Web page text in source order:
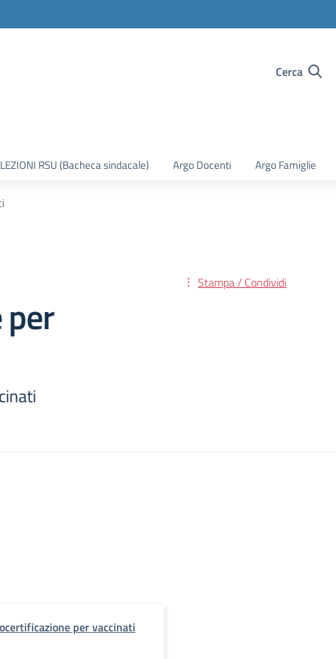
Cerca
RSU (Bacheca sindacale) Argo Docenti Argo Famiglie
Stampa / Condividi
per vaccinati